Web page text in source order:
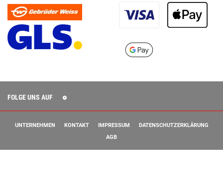
FOLGE UNS AUF
UNTERNEHMEN KONTAKT IMPRESSUM
DATENSCHUTZERKLÄRUNG
AGB